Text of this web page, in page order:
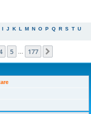
I J K L M N O P Q R S T U
5 177